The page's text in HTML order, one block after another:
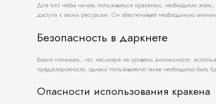
Для того чтобы начать пользоваться кракеном, необходимо
доступа к таким ресурсам. Он обеспечивает необходимую
Безопасность в даркнете
Важно понимать, что, несмотря на уровень анонимности,
предосторожности, однако пользователю также необходимо быть
Опасности использования кракена